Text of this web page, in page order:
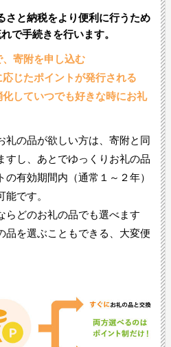
さと納税をより便利に行うため
で手続きを行います。
寄附を申し込む
じたポイントが発行される
していつでも好きな時にお礼
礼の品が欲しい方は、寄附と同
すし、あとでゆっくりお礼の品
有効期間内（通常１～２年）
です。
らどのお礼の品でも選べます
品を選ぶこともできる、大変便